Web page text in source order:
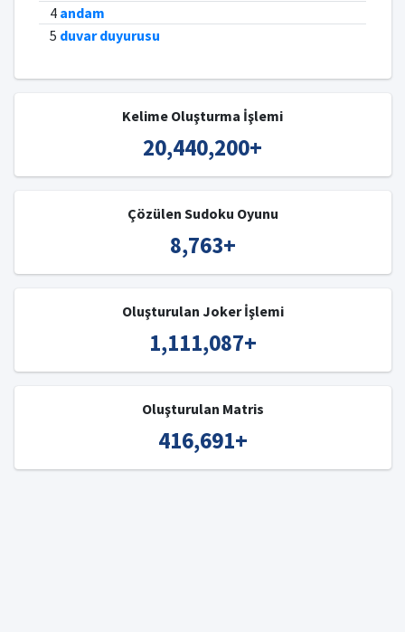
4 andam
5 duvar duyurusu
Kelime Oluşturma İşlemi
20,440,200+
Çözülen Sudoku Oyunu
8,763+
Oluşturulan Joker İşlemi
1,111,087+
Oluşturulan Matris
416,691+